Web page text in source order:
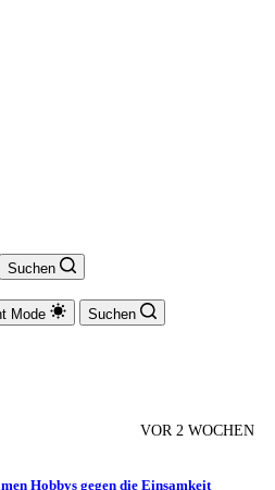
Suchen
Mode Suchen
VOR 2 WOCHEN
Hobbys gegen die Einsamkeit